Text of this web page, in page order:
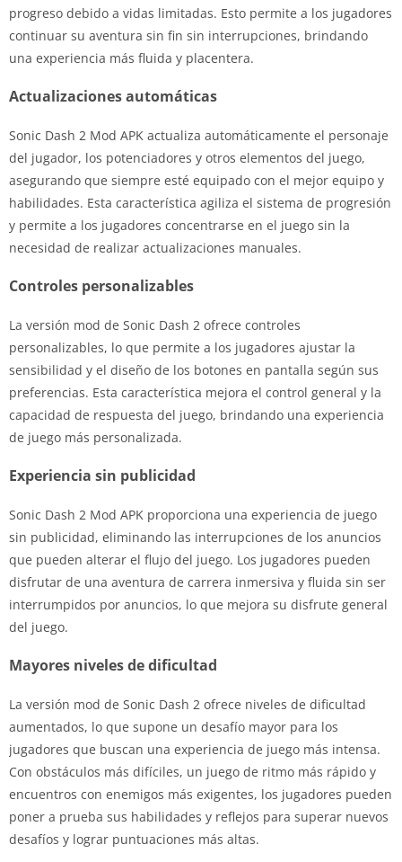
progreso debido a vidas limitadas. Esto permite a los jugadores
continuar su aventura sin fin sin interrupciones, brindando
una experiencia más fluida y placentera.
Actualizaciones automáticas
Sonic Dash 2 Mod APK actualiza automáticamente el personaje
del jugador, los potenciadores y otros elementos del juego,
asegurando que siempre esté equipado con el mejor equipo y
habilidades. Esta característica agiliza el sistema de progresión
y permite a los jugadores concentrarse en el juego sin la
necesidad de realizar actualizaciones manuales.
Controles personalizables
La versión mod de Sonic Dash 2 ofrece controles
personalizables, lo que permite a los jugadores ajustar la
sensibilidad y el diseño de los botones en pantalla según sus
preferencias. Esta característica mejora el control general y la
capacidad de respuesta del juego, brindando una experiencia
de juego más personalizada.
Experiencia sin publicidad
Sonic Dash 2 Mod APK proporciona una experiencia de juego
sin publicidad, eliminando las interrupciones de los anuncios
que pueden alterar el flujo del juego. Los jugadores pueden
disfrutar de una aventura de carrera inmersiva y fluida sin ser
interrumpidos por anuncios, lo que mejora su disfrute general
del juego.
Mayores niveles de dificultad
La versión mod de Sonic Dash 2 ofrece niveles de dificultad
aumentados, lo que supone un desafío mayor para los
jugadores que buscan una experiencia de juego más intensa.
Con obstáculos más difíciles, un juego de ritmo más rápido y
encuentros con enemigos más exigentes, los jugadores pueden
poner a prueba sus habilidades y reflejos para superar nuevos
desafíos y lograr puntuaciones más altas.